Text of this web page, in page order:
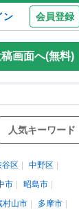
ン 会員登録
画面へ(無料)
人気キーワード
谷区
中野区
市
昭島市
村山市
多摩市